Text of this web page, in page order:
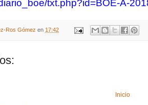
txt.php?id=BOE-A-
Ros Gómez en 17:42
Inicio